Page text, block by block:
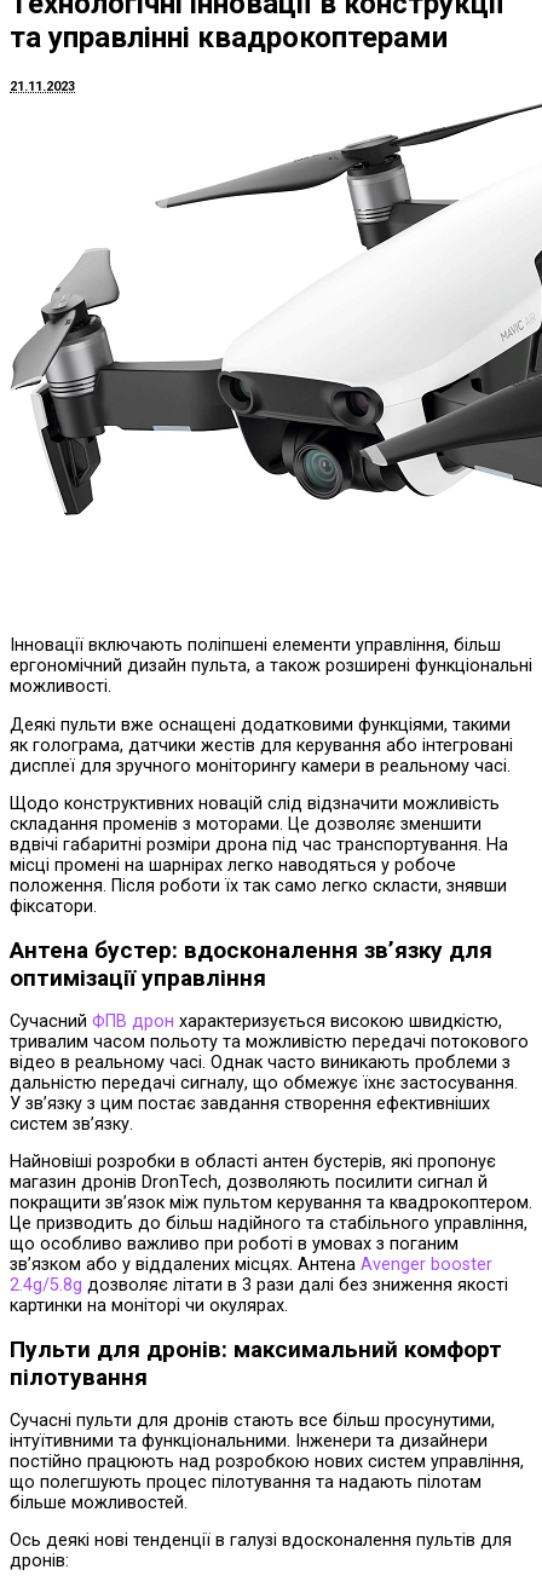
та управлінні квадрокоптерами
21.11.2023
Інновації включають поліпшені елементи управління, більш
ергономічний дизайн пульта, а також розширені функціональні
можливості.
Деякі пульти вже оснащені додатковими функціями, такими
як голограма, датчики жестів для керування або інтегровані
дисплеї для зручного моніторингу камери в реальному часі.
Щодо конструктивних новацій слід відзначити можливість
складання променів з моторами. Це дозволяє зменшити
вдвічі габаритні розміри дрона під час транспортування. На
місці промені на шарнірах легко наводяться у робоче
положення. Після роботи їх так само легко скласти, знявши
фіксатори.
Антена бустер: вдосконалення зв’язку для
оптимізації управління
Сучасний ФПВ дрон характеризується високою швидкістю,
тривалим часом польоту та можливістю передачі потокового
відео в реальному часі. Однак часто виникають проблеми з
дальністю передачі сигналу, що обмежує їхнє застосування.
У зв’язку з цим постає завдання створення ефективніших
систем зв’язку.
Найновіші розробки в області антен бустерів, які пропонує
магазин дронів DronTech, дозволяють посилити сигнал й
покращити зв’язок між пультом керування та квадрокоптером.
Це призводить до більш надійного та стабільного управління,
що особливо важливо при роботі в умовах з поганим
зв’язком або у віддалених місцях. Антена Avenger booster
2.4g/5.8g дозволяє літати в 3 рази далі без зниження якості
картинки на моніторі чи окулярах.
Пульти для дронів: максимальний комфорт
пілотування
Сучасні пульти для дронів стають все більш просунутими,
інтуїтивними та функціональними. Інженери та дизайнери
постійно працюють над розробкою нових систем управління,
що полегшують процес пілотування та надають пілотам
більше можливостей.
Ось деякі нові тенденції в галузі вдосконалення пультів для
дронів: